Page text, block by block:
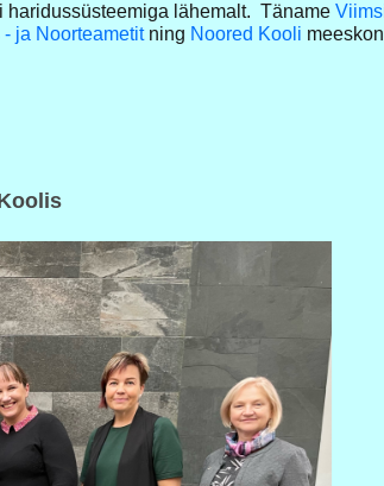
haridussüsteemiga lähemalt. Täname
- ja Noorteametitning Noored Kooli